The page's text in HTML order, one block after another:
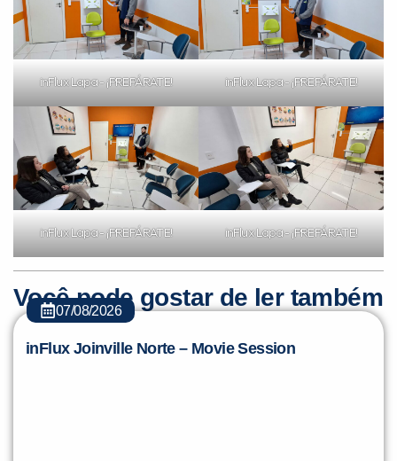
inFlux Lapa - ¡PREPÁRATE! inFlux Lapa - ¡PREPÁRATE!
inFlux Lapa - ¡PREPÁRATE! inFlux Lapa - ¡PREPÁRATE!
Você pode gostar de ler também
07/08/2026
inFlux Joinville Norte – Movie Session
Preencha com seus dados abaixo e
já vamos te colocar em contato
com a: